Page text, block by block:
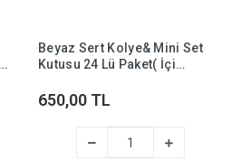
Beyaz Sert Kolye& Mini Set
Kutusu 24 Lü Paket( İçi
650,00 TL